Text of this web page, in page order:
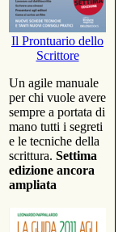
Il Prontuario dello
Scrittore
Un agile manuale
per chi vuole avere
sempre a portata di
mano tutti i segreti
e le tecniche della
scrittura. Settima
edizione ancora
ampliata